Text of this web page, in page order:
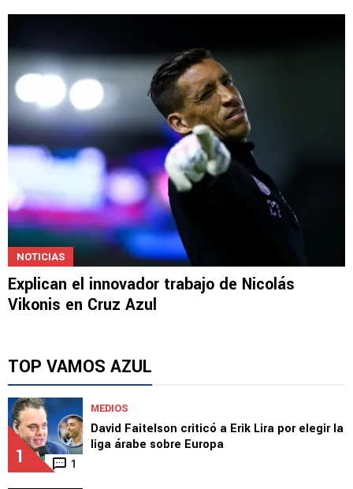
NOTICIAS
Explican el innovador trabajo de Nicolás
Vikonis en Cruz Azul
TOP VAMOS AZUL
1 1
MEDIOS
David Faitelson criticó a Erik Lira por elegir la
liga árabe sobre Europa